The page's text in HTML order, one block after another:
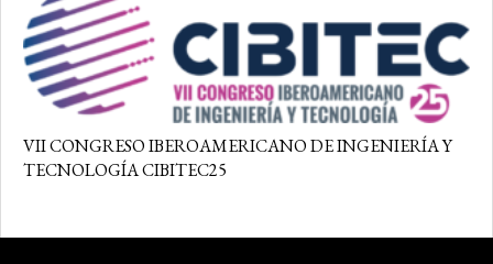
VII CONGRESO IBEROAMERICANO DE INGENIERÍA Y
TECNOLOGÍA CIBITEC25